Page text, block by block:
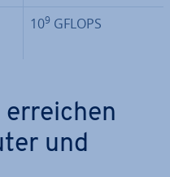
109 GFLOPS
erreichen
und